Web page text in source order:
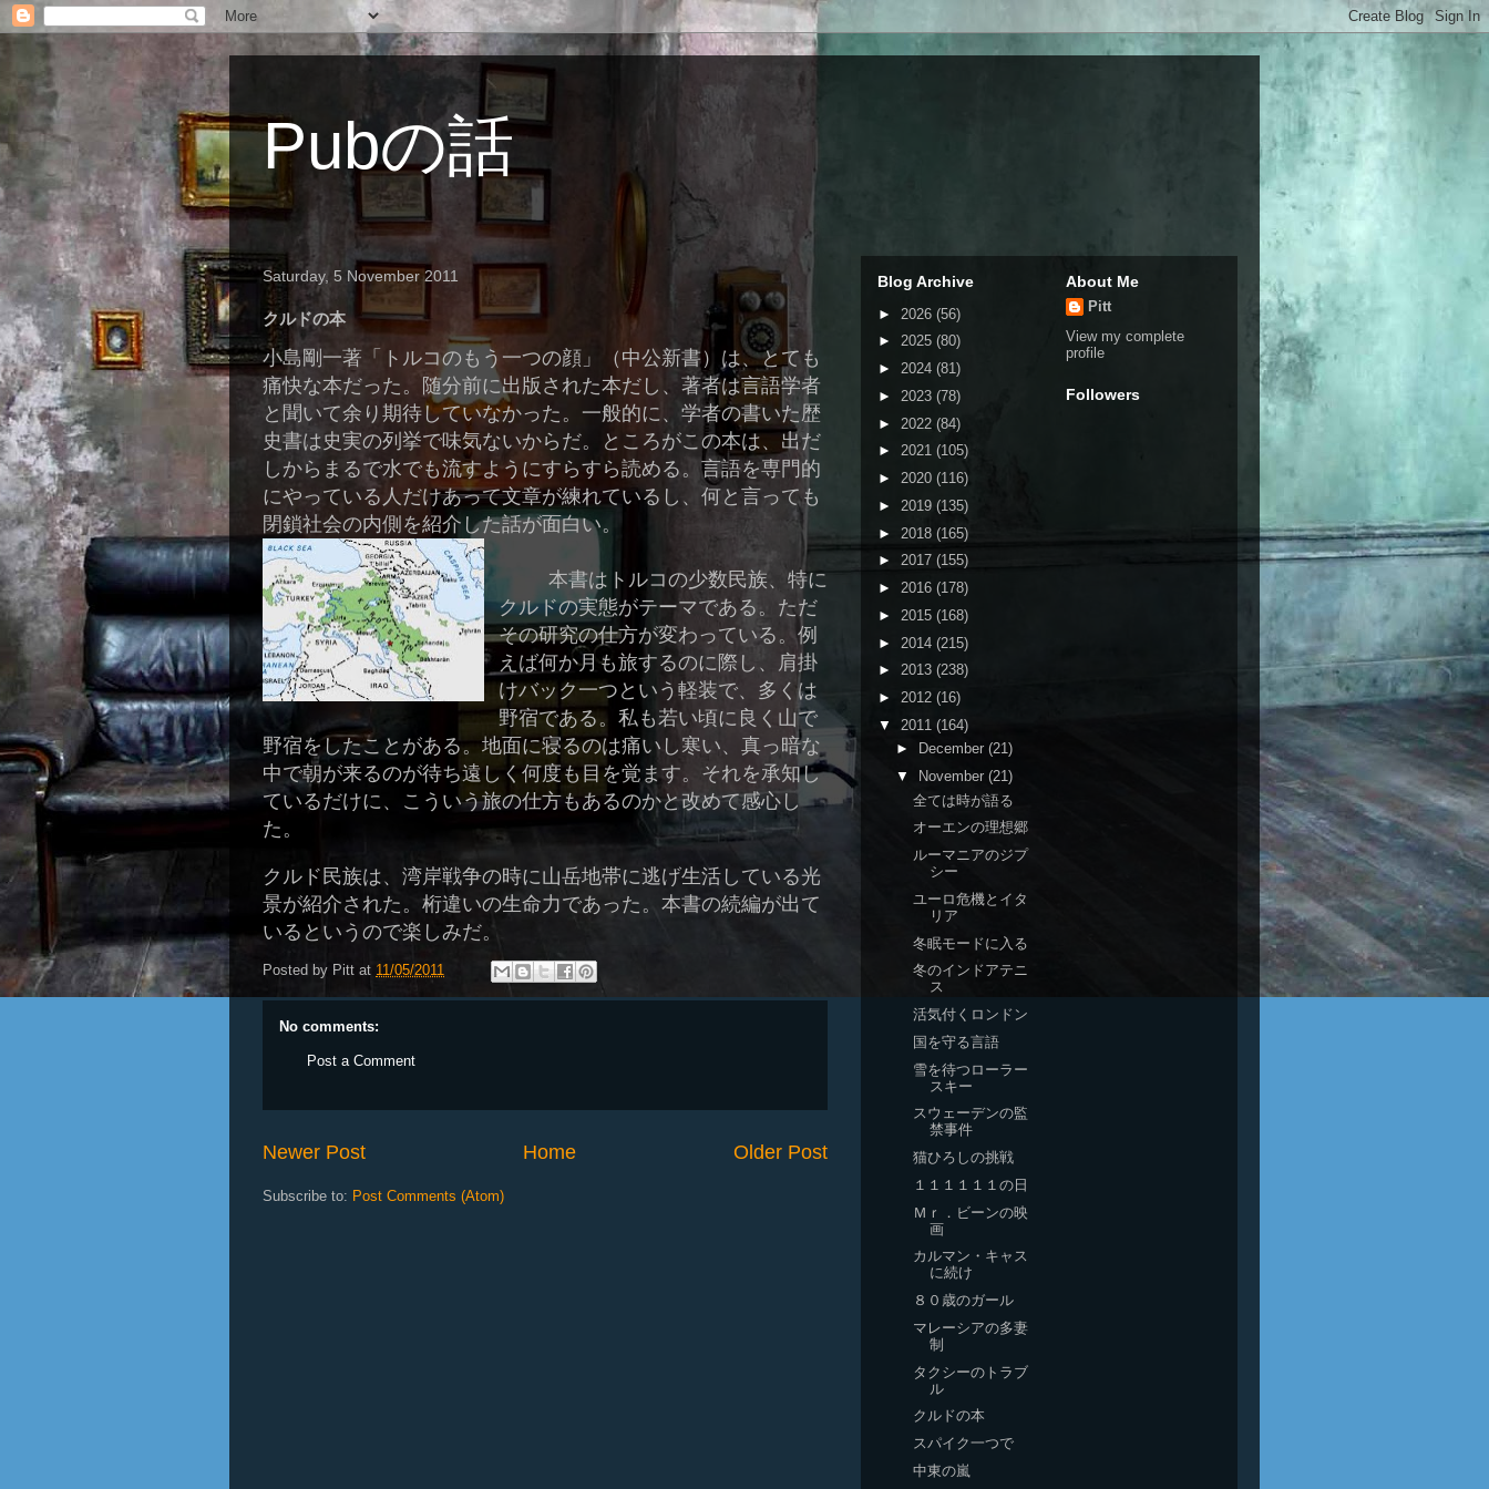
Pubの話
Saturday, 5 November 2011
クルドの本
小島剛一著「トルコのもう一つの顔」（中公新書）は、とても
痛快な本だった。随分前に出版された本だし、著者は言語学者
と聞いて余り期待していなかった。一般的に、学者の書いた歴
史書は史実の列挙で味気ないからだ。ところがこの本は、出だ
しからまるで水でも流すようにすらすら読める。言語を専門的
にやっている人だけあって文章が練れているし、何と言っても
閉鎖社会の内側を紹介した話が面白い。
本書はトルコの少数民族、特に
クルドの実態がテーマである。ただ
その研究の仕方が変わっている。例
えば何か月も旅するのに際し、肩掛
けバック一つという軽装で、多くは
野宿である。私も若い頃に良く山で
野宿をしたことがある。地面に寝るのは痛いし寒い、真っ暗な
中で朝が来るのが待ち遠しく何度も目を覚ます。それを承知し
ているだけに、こういう旅の仕方もあるのかと改めて感心し
た。
クルド民族は、湾岸戦争の時に山岳地帯に逃げ生活している光
景が紹介された。桁違いの生命力であった。本書の続編が出て
いるというので楽しみだ。
Posted by Pitt at 11/05/2011
No comments:
Post a Comment
Newer Post Older Post
Home
Subscribe to: Post Comments (Atom)
Blog Archive
► 2026 (56)
► 2025 (80)
► 2024 (81)
► 2023 (78)
► 2022 (84)
► 2021 (105)
► 2020 (116)
► 2019 (135)
► 2018 (165)
► 2017 (155)
► 2016 (178)
► 2015 (168)
► 2014 (215)
► 2013 (238)
► 2012 (16)
▼ 2011 (164)
►
December (21)
▼
November (21)
全ては時が語る
オーエンの理想郷
ルーマニアのジプ
シー
ユーロ危機とイタ
リア
冬眠モードに入る
冬のインドアテニ
ス
活気付くロンドン
国を守る言語
雪を待つローラー
スキー
スウェーデンの監
禁事件
猫ひろしの挑戦
１１１１１１の日
Ｍｒ．ビーンの映
画
カルマン・キャス
に続け
８０歳のガール
マレーシアの多妻
制
タクシーのトラブ
ル
クルドの本
スパイク一つで
中東の嵐
About Me
Pitt
View my complete
profile
Followers